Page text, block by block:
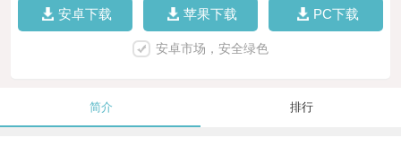
安卓下载 苹果下载 PC下载
安卓市场，安全绿色
简介 排行